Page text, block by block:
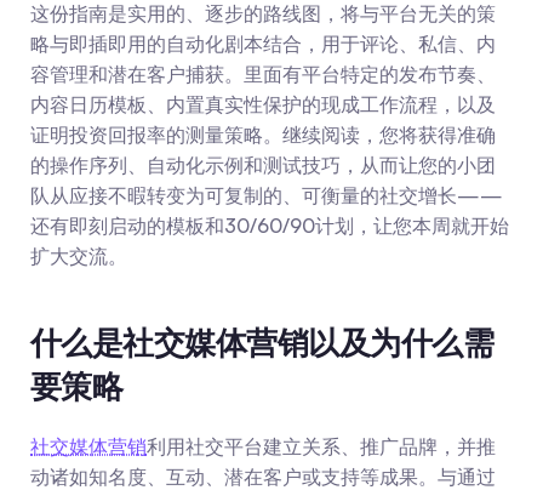
这份指南是实用的、逐步的路线图，将与平台无关的策
略与即插即用的自动化剧本结合，用于评论、私信、内
容管理和潜在客户捕获。里面有平台特定的发布节奏、
内容日历模板、内置真实性保护的现成工作流程，以及
证明投资回报率的测量策略。继续阅读，您将获得准确
的操作序列、自动化示例和测试技巧，从而让您的小团
队从应接不暇转变为可复制的、可衡量的社交增长——
还有即刻启动的模板和30/60/90计划，让您本周就开始
扩大交流。
什么是社交媒体营销以及为什么需
要策略
社交媒体营销利用社交平台建立关系、推广品牌，并推
动诸如知名度、互动、潜在客户或支持等成果。与通过